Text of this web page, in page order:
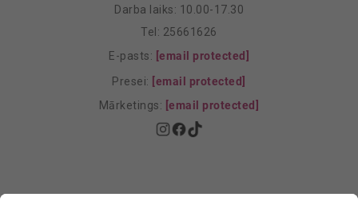
Darba laiks: 10.00-17.30
Tel: 25661626
E-pasts: [email protected]
Presei: [email protected]
Mārketings: [email protected]